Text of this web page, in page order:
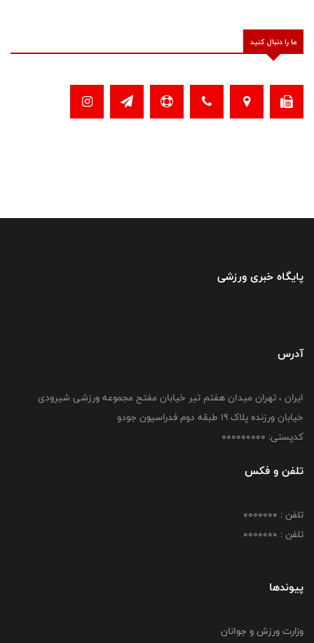
ما را دنبال کنید
پایگاه خبری ورزشی
آدرس
ایران ، تهران میدان هفتم تیر خیابان مفتح مجموعه ورزشی شیرودی
خیابان ورزنده پلاک ۱۹ طبقه دوم فدراسیون جودو
کدپستی: 000000000
تلفن و فکس
تلفن : 0000000
تلفن : 0000000
پیوندها
وزارت ورزش و جوانان